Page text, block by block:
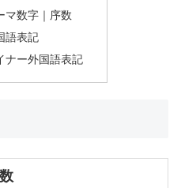
マ数字｜序数
語表記
ナー外国語表記